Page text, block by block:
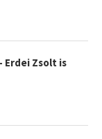
Erdei Zsolt is